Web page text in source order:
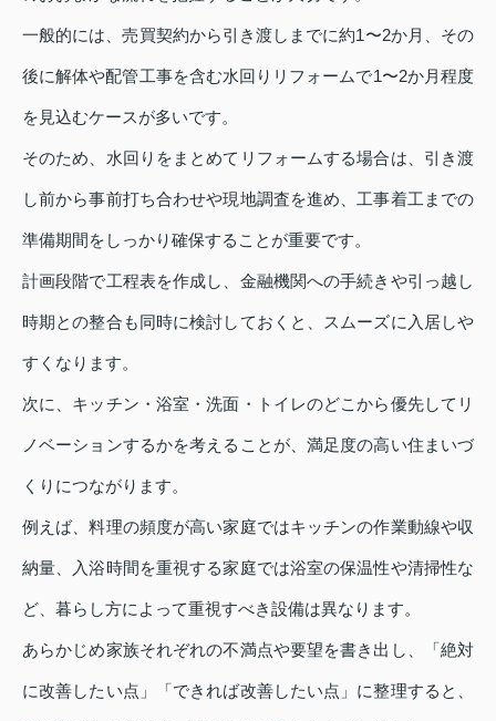
一般的には、売買契約から引き渡しまでに約1〜2か月、その
後に解体や配管工事を含む水回りリフォームで1〜2か月程度
を見込むケースが多いです。
そのため、水回りをまとめてリフォームする場合は、引き渡
し前から事前打ち合わせや現地調査を進め、工事着工までの
準備期間をしっかり確保することが重要です。
計画段階で工程表を作成し、金融機関への手続きや引っ越し
時期との整合も同時に検討しておくと、スムーズに入居しや
すくなります。
次に、キッチン・浴室・洗面・トイレのどこから優先してリ
ノベーションするかを考えることが、満足度の高い住まいづ
くりにつながります。
例えば、料理の頻度が高い家庭ではキッチンの作業動線や収
納量、入浴時間を重視する家庭では浴室の保温性や清掃性な
ど、暮らし方によって重視すべき設備は異なります。
あらかじめ家族それぞれの不満点や要望を書き出し、「絶対
に改善したい点」「できれば改善したい点」に整理すると、